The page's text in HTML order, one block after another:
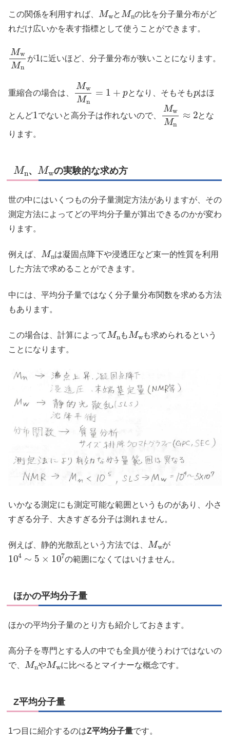
この関係を利用すれば、
Mw
と
Mn
の比を分子量分布がど
れだけ広いかを表す指標として使うことができます。
MwM n
が
1
に近いほど、分子量分布が狭いことになります。
重縮合の場合は、
MwM =
となり、そもそも はほ
とんど
1
でないと高分子は作れないので、
MwM ≈2
とな
ります。
Mn 、Mw の実験的な求め方
世の中にはいくつもの分子量測定方法がありますが、その
測定方法によってどの平均分子量が算出できるのかが変わ
ります。
例えば、
Mn
は凝固点降下や浸透圧など束一的性質を利用
した方法で求めることができます。
中には、平均分子量ではなく分子量分布関数を求める方法
もあります。
この場合は、計算によって
Mn
も
Mw
も求められるという
ことになります。
いかなる測定にも測定可能な範囲というものがあり、小さ
すぎる分子、大きすぎる分子は測れません。
例えば、静的光散乱という方法では、
Mw
が
104 5 10 7
の範囲になくてはいけません。
ほかの平均分子量
ほかの平均分子量のとり方も紹介しておきます。
高分子を専門とする人の中でも全員が使うわけではないの
で、
Mn
や
Mw
に比べるとマイナーな概念です。
Z平均分子量
1つ目に紹介するのはZ平均分子量です。